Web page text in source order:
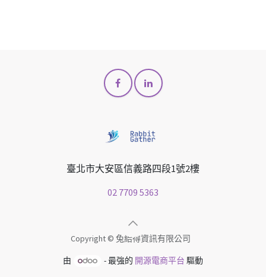
臺北市大安區信義路四段1號2樓
02 7709 5363
Copyright © 兔給得資訊有限公司
由 - 最強的 開源電商平台 驅動